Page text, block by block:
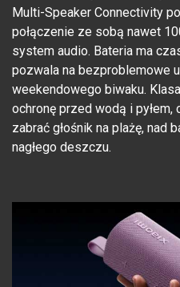
Multi-Speaker Connectivity
połączenie ze sobą nawet
system audio. Bateria ma
pozwala na bezproblemowe
weekendowego biwaku.
ochronę przed wodą i
zabrać głośnik na plażę, nad
nagłego deszczu.